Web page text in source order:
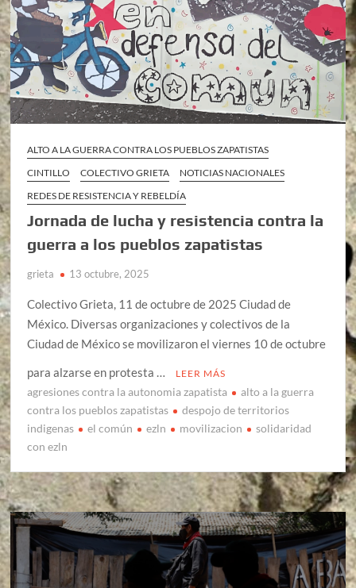
ALTO A LA GUERRA CONTRA LOS PUEBLOS ZAPATISTAS
CINTILLO
COLECTIVO GRIETA
NOTICIAS NACIONALES
REDES DE RESISTENCIA Y REBELDÍA
Jornada de lucha y resistencia contra la
guerra a los pueblos zapatistas
grieta 13 octubre, 2025
Colectivo Grieta, 11 de octubre de 2025 Ciudad de
México. Diversas organizaciones y colectivos de la
Ciudad de México se movilizaron el viernes 10 de octubre
para alzarse en protesta …
LEER MÁS
agresiones contra la autonomia zapatista
alto a la guerra
contra los pueblos zapatistas
despojo de territorios
indigenas
el común ezln movilizacion
solidaridad
con ezln